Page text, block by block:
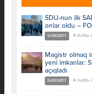
SDU-nun ilk
onlar oldu –
SUMQAYIT 4 həftə
Magistr olmaq
yeni imkanlar:
açıqladı
SUMQAYIT 4 həftə